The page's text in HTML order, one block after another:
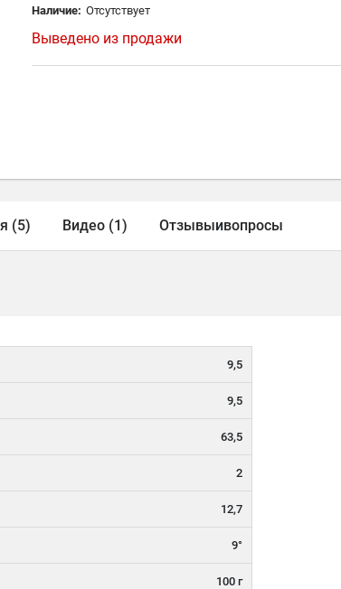
Наличие: Отсутствует
Выведено из продажи
(5) Видео (1) Отзывыивопросы
9,5
9,5
63,5
2
12,7
9°
100 г